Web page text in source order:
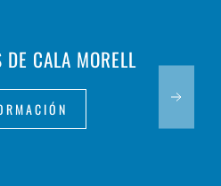
DE CALA MORELL